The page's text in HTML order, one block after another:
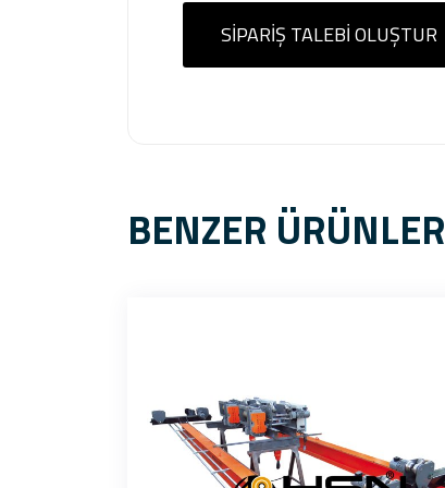
SIPARIŞ TALEBI OLUŞTUR
BENZER ÜRÜNLER